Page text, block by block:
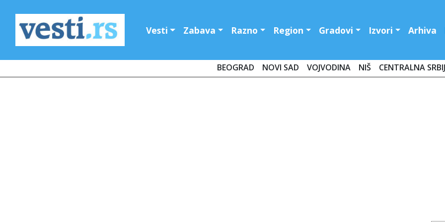
Vesti Zabava Razno Region Gradovi Izvori Arhiva
BEOGRAD NOVI SAD VOJVODINA NIŠ CENTRALNA